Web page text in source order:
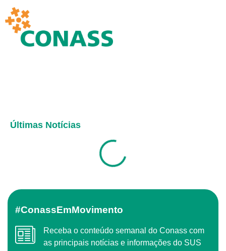
Últimas Notícias
#ConassEmMovimento
Receba o conteúdo semanal do Conass com
as principais notícias e informações do SUS